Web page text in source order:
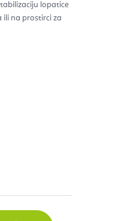
lopatice
ili na prostirci za